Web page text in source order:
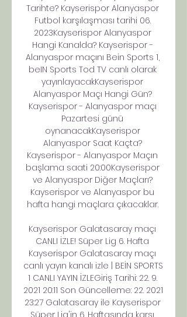
Tarihte? Kayserispor Alanyaspor
Futbol karşılaşması tarihi 06.
2023Kayserispor Alanyaspor
Hangi Kanalda? Kayserispor -
Alanyaspor maçını Bein Sports 1,
beIN Sports Tod TV canlı olarak
yayınlayacakKayserispor
Alanyaspor Maçı Hangi Gün?
Kayserispor - Alanyaspor maçı
Pazartesi günü
oynanacakKayserispor
Alanyaspor Saat Kaçta?
Kayserispor - Alanyaspor Maçın
başlama saati 20:00Kayserispor
ve Alanyaspor Diğer Maçları?
Kayserispor ve Alanyaspor bu
hafta hangi maçlara çıkacaklar.
Kayserispor Galatasaray maçı
CANLI İZLE! Süper Lig 6. Hafta
Kayserispor Galatasaray maçı
canlı yayın kanalı izle | BEİN SPORTS
1 CANLI YAYIN İZLEGiriş Tarihi: 22. 9.
2021 20:11 Son Güncelleme: 22. 2021
23:27 Galatasaray ile Kayserispor
Süper Lig'in 6. Haftasında karşı